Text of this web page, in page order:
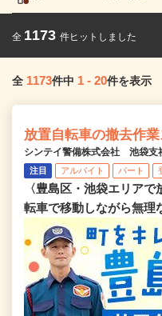
全 1173 件ヒットしました
全 1173件中 1 - 20件を表示
放置自転車の撤去作
シンテイ警備株式会社 池袋支
注目 アルバイト パート
〈豊島区・池袋エリア
転車で移動しながら無理